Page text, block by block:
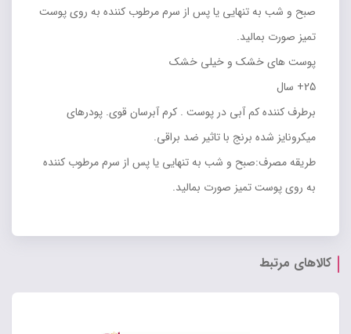
صبح و شب به تنهایی یا پس از سرم مرطوب کننده به روی پوست
تمیز صورت بمالید.
پوست های خشک و خیلی خشک
25+ سال
برطرف کننده کم آبی در پوست . کرم آبرسان قوی. پودرهای
میکرونایز شده برنج با تاثیر ضد براقی.
طریقه مصرف:صبح و شب به تنهایی یا پس از سرم مرطوب کننده
به روی پوست تمیز صورت بمالید.
کالاهای مرتبط